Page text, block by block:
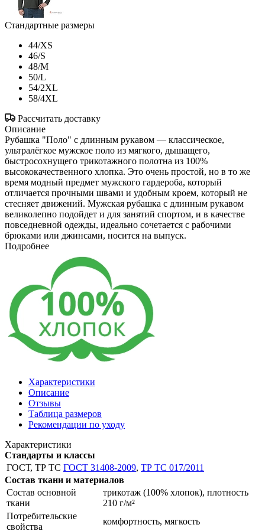
Стандартные размеры
44/XS
46/S
48/M
50/L
54/2XL
58/4XL
Рассчитать доставку
Описание
Рубашка "Поло" с длинным рукавом — классическое,
ультралёгкое мужское поло из мягкого, дышащего,
быстросохнущего трикотажного полотна из 100%
высококачественного хлопка. Это очень простой, но в то же
время модный предмет мужского гардероба, который
отличается прочными швами и удобным кроем, который не
стесняет движений. Мужская рубашка с длинным рукавом
великолепно подойдет и для занятий спортом, и в качестве
повседневной одежды, идеально сочетается с рабочими
брюками или джинсами, носится на выпуск.
Подробнее
Характеристики
Описание
Отзывы
Таблица размеров
Рекомендации по уходу
Характеристики
Стандарты и классы
ГОСТ, ТР ТС ГОСТ 31408-2009, ТР ТС 017/2011
Состав ткани и материалов
Состав основной
ткани
трикотаж (100% хлопок), плотность
210 г/м²
Потребительские
свойства
комфортность, мягкость